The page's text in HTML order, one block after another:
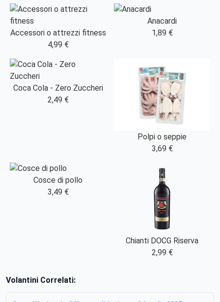
Accessori o attrezzi fitness
4,99 €
Anacardi
1,89 €
Coca Cola - Zero Zuccheri
2,49 €
Polpi o seppie
3,69 €
Cosce di pollo
3,49 €
Chianti DOCG Riserva
2,99 €
Volantini Correlati: